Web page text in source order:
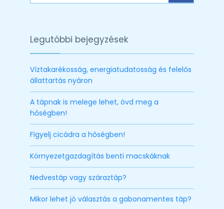
Legutóbbi bejegyzések
Víztakarékosság, energiatudatosság és felelős
állattartás nyáron
A tápnak is melege lehet, óvd meg a
hőségben!
Figyelj cicádra a hőségben!
Környezetgazdagítás benti macskáknak
Nedvestáp vagy száraztáp?
Mikor lehet jó választás a gabonamentes táp?